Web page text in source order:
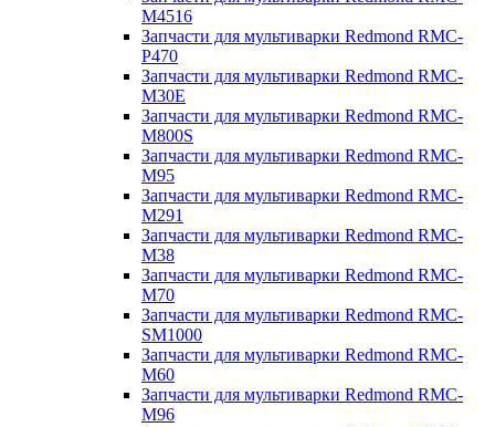
M4516
Запчасти для мультиварки Redmond RMC-
P470
Запчасти для мультиварки Redmond RMC-
M30E
Запчасти для мультиварки Redmond RMC-
M800S
Запчасти для мультиварки Redmond RMC-
M95
Запчасти для мультиварки Redmond RMC-
M291
Запчасти для мультиварки Redmond RMC-
M38
Запчасти для мультиварки Redmond RMC-
M70
Запчасти для мультиварки Redmond RMC-
SM1000
Запчасти для мультиварки Redmond RMC-
M60
Запчасти для мультиварки Redmond RMC-
M96